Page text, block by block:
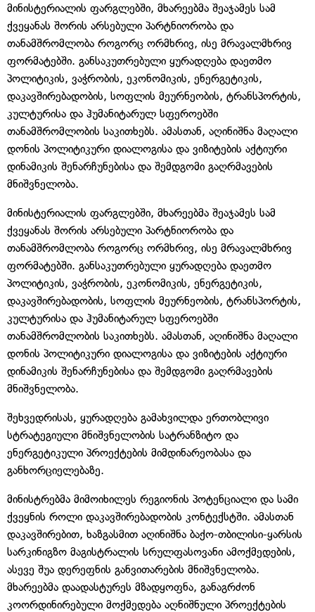
მინისტერიალის ფარგლებში, მხარეებმა შეაჯამეს სამ
ქვეყანას შორის არსებული პარტნიორობა და
თანამშრომლობა როგორც ორმხრივ, ისე მრავალმხრივ
ფორმატებში. განსაკუთრებული ყურადღება დაეთმო
პოლიტიკის, ვაჭრობის, ეკონომიკის, ენერგეტიკის,
დაკავშირებადობის, სოფლის მეურნეობის, ტრანსპორტის,
კულტურისა და ჰუმანიტარულ სფეროებში
თანამშრომლობის საკითხებს. ამასთან, აღინიშნა მაღალი
დონის პოლიტიკური დიალოგისა და ვიზიტების აქტიური
დინამიკის შენარჩუნებისა და შემდგომი გაღრმავების
მნიშვნელობა.
მინისტერიალის ფარგლებში, მხარეებმა შეაჯამეს სამ
ქვეყანას შორის არსებული პარტნიორობა და
თანამშრომლობა როგორც ორმხრივ, ისე მრავალმხრივ
ფორმატებში. განსაკუთრებული ყურადღება დაეთმო
პოლიტიკის, ვაჭრობის, ეკონომიკის, ენერგეტიკის,
დაკავშირებადობის, სოფლის მეურნეობის, ტრანსპორტის,
კულტურისა და ჰუმანიტარულ სფეროებში
თანამშრომლობის საკითხებს. ამასთან, აღინიშნა მაღალი
დონის პოლიტიკური დიალოგისა და ვიზიტების აქტიური
დინამიკის შენარჩუნებისა და შემდგომი გაღრმავების
მნიშვნელობა.
შეხვედრისას, ყურადღება გამახვილდა ერთობლივი
სტრატეგიული მნიშვნელობის სატრანზიტო და
ენერგეტიკული პროექტების მიმდინარეობასა და
განხორციელებაზე.
მინისტრებმა მიმოიხილეს რეგიონის პოტენციალი და სამი
ქვეყნის როლი დაკავშირებადობის კონტექსტში. ამასთან
დაკავშირებით, ხაზგასმით აღინიშნა ბაქო-თბილისი-ყარსის
სარკინიგზო მაგისტრალის სრულფასოვანი ამოქმედების,
ასევე შუა დერეფნის განვითარების მნიშვნელობა.
მხარეებმა დაადასტურეს მზადყოფნა, განაგრძონ
კოორდინირებული მოქმედება აღნიშნული პროექტების